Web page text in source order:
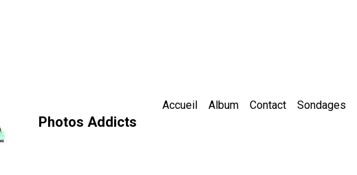
Photos Addicts
Accueil Album Contact Sondages